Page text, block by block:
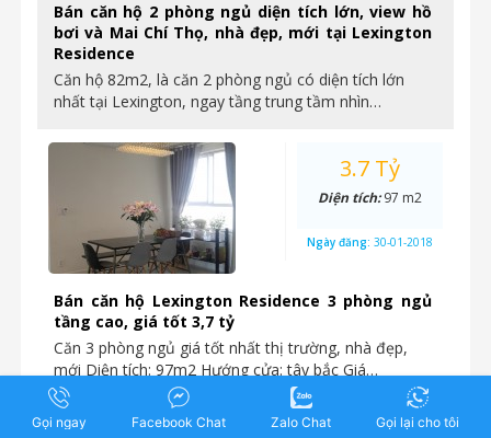
Bán căn hộ 2 phòng ngủ diện tích lớn, view hồ
bơi và Mai Chí Thọ, nhà đẹp, mới tại Lexington
Residence
Căn hộ 82m2, là căn 2 phòng ngủ có diện tích lớn
nhất tại Lexington, ngay tầng trung tầm nhìn…
Bán căn hộ Lexington Residence 3 phòng ngủ
tầng cao, giá tốt 3,7 tỷ
Căn 3 phòng ngủ giá tốt nhất thị trường, nhà đẹp,
mới Diện tích: 97m2 Hướng cửa: tây bắc Giá…
3.7 Tỷ
Diện tích:97 m2
Ngày đăng: 30-01-2018
Gọi ngay Facebook Chat Zalo Chat Gọi lại cho tôi